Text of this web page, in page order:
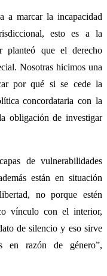
a marcar la incapacidad
esto es a la
planteó que el derecho
Nosotras hicimos una
por qué si se cede la
concordataria con la
obligación de investigar
de vulnerabilidades
están en situación
no porque estén
vínculo con el interior,
de silencio y eso sirve
en razón de género”,